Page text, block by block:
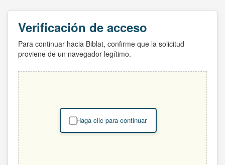
Verificación de acceso
Para continuar hacia Biblat, confirme que la solicitud
proviene de un navegador legítimo.
Haga clic para continuar